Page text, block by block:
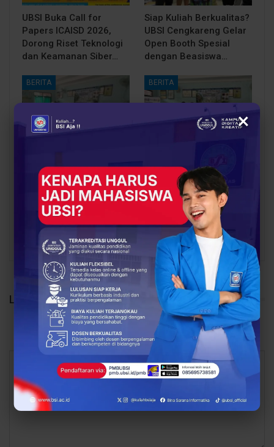
UBSI Buka Call for
Papers ICAISD 2026,
Dorong Riset Teknologi
dan Keamanan Siber…
Siap Kuliah Berkualitas?
UBSI Cengkareng Gelar
Open Booth Spesial
dengan Beasiswa…
BERITA
Menuju Digital, UBSI
Bantu Bank Sampah
Mawar Burangrang
Kelola…
BERITA
Dari Sampah Jadi
Rupiah, UBSI Bantu
Bank Sampah Mawar
Burangrang Go Digital
PREV NEXT
LEAVE A REPLY
Your email address will not be published.
×